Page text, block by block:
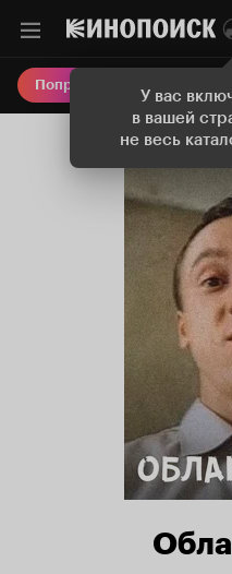
У вас
в вашей
не весь
Попробовать Плюс